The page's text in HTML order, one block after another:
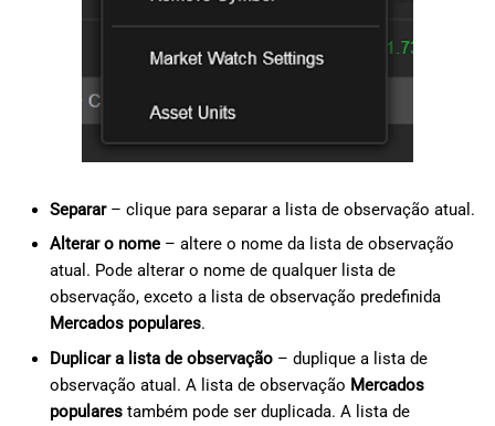
Separar– clique para separar a lista de observação atual.
Alterar o nome– altere o nome da lista de observação
atual. Pode alterar o nome de qualquer lista de
observação, exceto a lista de observação predefinida
Mercados populares.
Duplicar a lista de observação– duplique a lista de
observação atual. A lista de observação Mercados
popularestambém pode ser duplicada. A lista de